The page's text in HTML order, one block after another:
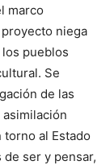
marco
niega
pueblos
Se
de las
al Estado
ser y pensar,